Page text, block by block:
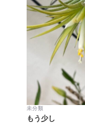
未分類
もう少し